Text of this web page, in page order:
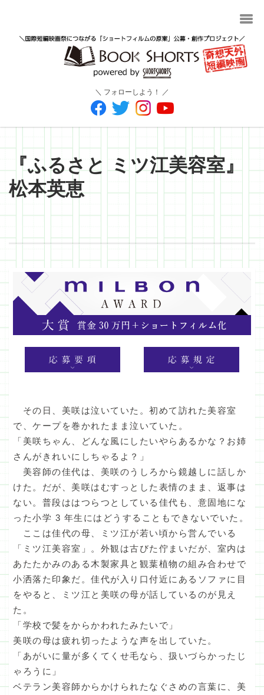
＼ フォローしよう！ ／
『ふるさと ミツ江美容室』
松本英恵
その日、美咲は泣いていた。初めて訪れた美容室
で、ケープを巻かれたまま泣いていた。
「美咲ちゃん、どんな風にしたいやらあるかな？お姉
さんがきれいにしちゃるよ？」
美容師の佳代は、美咲のうしろから鏡越しに話しか
けた。だが、美咲はむすっとした表情のまま、返事は
ない。普段ははつらつとしている佳代も、意固地にな
った小学 3 年生にはどうすることもできないでいた。
ここは佳代の母、ミツ江が若い頃から営んでいる
「ミツ江美容室」。外観は古びた佇まいだが、室内は
あたたかみのある木製家具と観葉植物の組み合わせで
小洒落た印象だ。佳代が入り口付近にあるソファに目
をやると、ミツ江と美咲の母が話しているのが見え
た。
「学校で髪をからかわれたみたいで」
美咲の母は疲れ切ったような声を出していた。
「あがいに量が多くてくせ毛なら、扱いづらかったじ
ゃろうに」
ベテラン美容師からかけられたなぐさめの言葉に、美